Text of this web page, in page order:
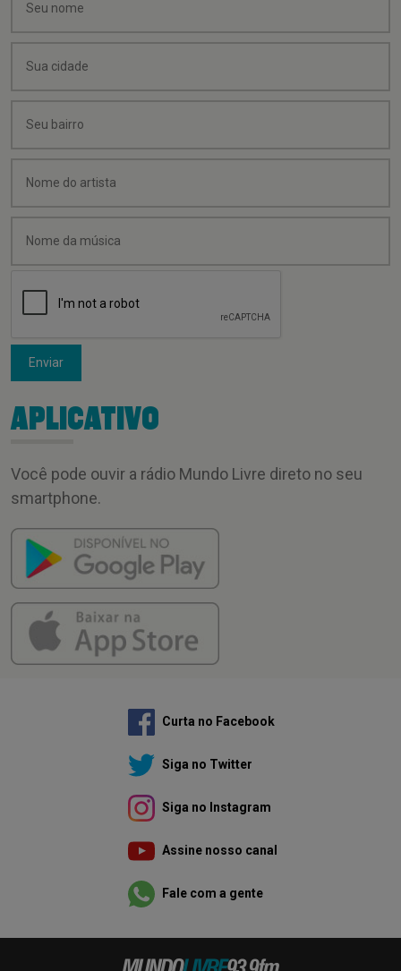
Enviar
APLICATIVO
Você pode ouvir a rádio Mundo Livre direto no seu
smartphone.
Curta no Facebook
Siga no Twitter
Siga no Instagram
Assine nosso canal
Fale com a gente